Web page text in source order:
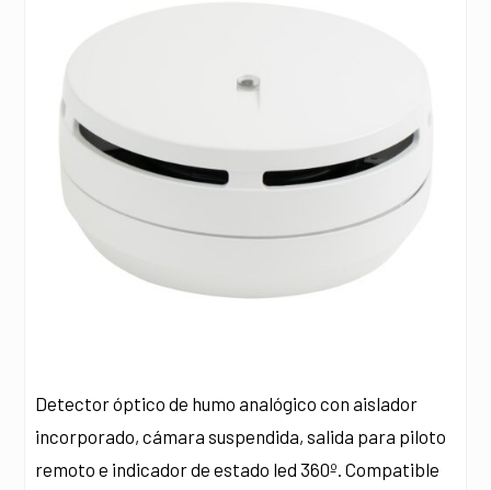
Detector óptico de humo analógico con aislador
incorporado, cámara suspendida, salida para piloto
remoto e indicador de estado led 360º. Compatible